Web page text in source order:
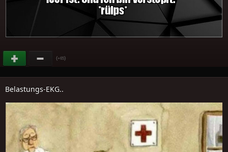
(+65)
Belastungs-EKG..